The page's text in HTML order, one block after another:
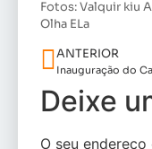
Fotos: Valquir kiu
Olha ELa
ANTERIOR
Deixe
O seu